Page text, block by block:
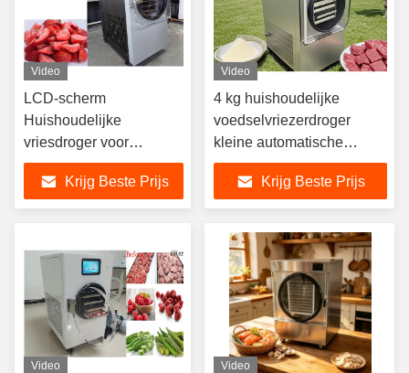
Video
LCD-scherm
Huishoudelijke
vriesdroger voor
voedselbehoud en -
opslagKrijg Beste Prijs
Video
4 kg huishoudelijke
voedselvriezerdroger
kleine automatische
vacuüm
lyophiliseringsmachine
Krijg Beste Prijs
Video Video